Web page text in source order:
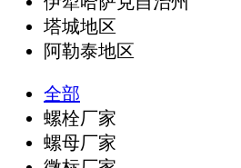
塔城地区
阿勒泰地区
全部
螺栓厂家
螺母厂家